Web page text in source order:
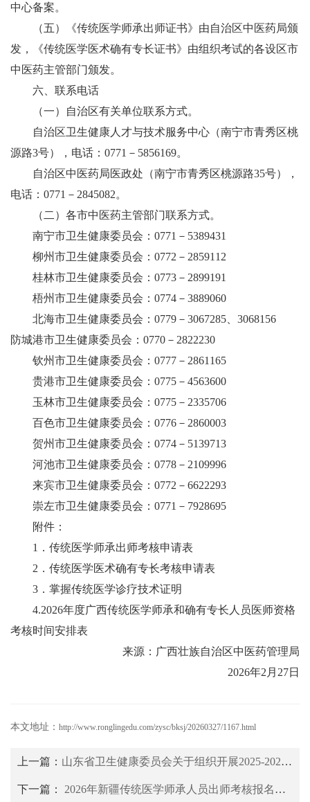
中心备案。
（五）《传统医学师承出师证书》由自治区中医药局颁
发，《传统医学医术确有专长证书》由组织考试的各设区市
中医药主管部门颁发。
六、联系电话
（一）自治区有关单位联系方式。
自治区卫生健康人才与技术服务中心（南宁市青秀区桃
源路3号），电话：0771－5856169。
自治区中医药局医政处（南宁市青秀区桃源路35号），
电话：0771－2845082。
（二）各市中医药主管部门联系方式。
南宁市卫生健康委员会：0771－5389431
柳州市卫生健康委员会：0772－2859112
桂林市卫生健康委员会：0773－2899191
梧州市卫生健康委员会：0774－3889060
北海市卫生健康委员会：0779－3067285、3068156
防城港市卫生健康委员会：0770－2822230
钦州市卫生健康委员会：0777－2861165
贵港市卫生健康委员会：0775－4563600
玉林市卫生健康委员会：0775－2335706
百色市卫生健康委员会：0776－2860003
贺州市卫生健康委员会：0774－5139713
河池市卫生健康委员会：0778－2109996
来宾市卫生健康委员会：0772－6622293
崇左市卫生健康委员会：0771－7928695
附件：
1．传统医学师承出师考核申请表
2．传统医学医术确有专长考核申请表
3．掌握传统医学诊疗技术证明
4.2026年度广西传统医学师承和确有专长人员医师资格
考核时间安排表
来源：广西壮族自治区中医药管理局
2026年2月27日
本文地址： http://www.ronglingedu.com/zysc/bksj/20260327/1167.html
上一篇： 山东省卫生健康委员会关于组织开展2025-2026年全省传统医学师承人员出师考核工作的通知
下一篇： 2026年新疆传统医学师承人员出师考核报名通知（52号令）